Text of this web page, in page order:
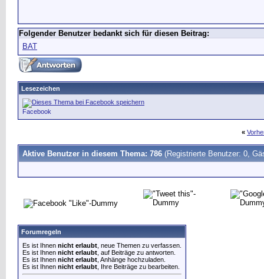
Folgender Benutzer bedankt sich für diesen Beitrag:
BAT
Lesezeichen
Facebook
«
Aktive Benutzer in diesem Thema: 786 (Registrierte Benutzer: 0,
Forumregeln
Es ist Ihnen nicht erlaubt , neue Themen zu verfassen.
Es ist Ihnen nicht erlaubt , auf Beiträge zu antworten.
Es ist Ihnen nicht erlaubt , Anhänge hochzuladen.
Es ist Ihnen nicht erlaubt , Ihre Beiträge zu bearbeiten.